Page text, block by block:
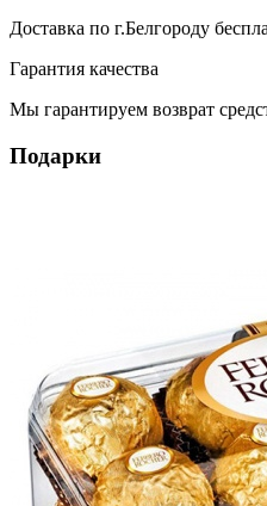
Доставка по г.Белгороду
Гарантия качества
Мы гарантируем возврат
Подарки